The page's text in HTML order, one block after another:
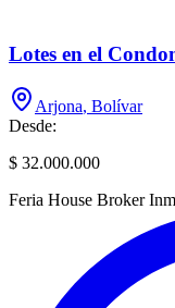
Lotes en el
Arjona, Bolívar
Desde:
$ 32.000.000
Feria House Broker